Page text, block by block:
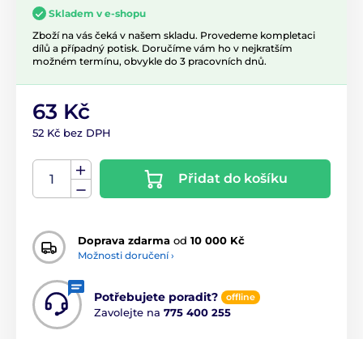
Skladem v e-shopu
Zboží na vás čeká v našem skladu. Provedeme kompletaci
dílů a případný potisk. Doručíme vám ho v nejkratším
možném termínu, obvykle do 3 pracovních dnů.
63 Kč
52 Kč bez DPH
Přidat do košíku
Doprava zdarma od 10 000 Kč
Možnosti doručení ›
Potřebujete poradit? offline
Zavolejte na 775 400 255